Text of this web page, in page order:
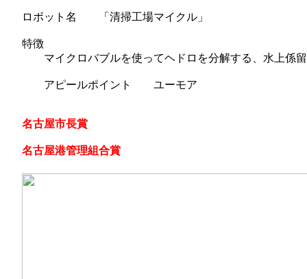
ロボット名 「清掃工場マイクル」
特徴
マイクロバブルを使ってヘドロを分解する、水上係
アピールポイント ユーモア
名古屋市長賞
名古屋港管理組合賞